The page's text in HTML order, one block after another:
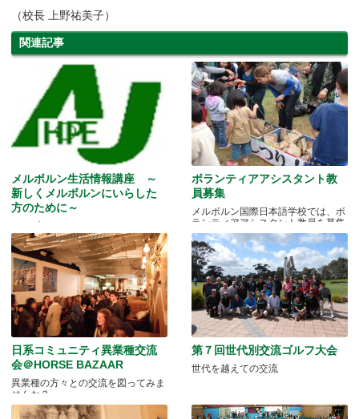
（校長 上野祐美子）
関連記事
メルボルン生活情報講座 ～
新しくメルボルンにいらした
方のために～
ホープコネクション・カルチャース
クール
ボランティアアシスタント教
員募集
メルボルン国際日本語学校では、ボ
ランティアアシスタント教員を募集
日系コミュニティ異業種交流
会＠HORSE BAZAAR
異業種の方々との交流を図ってみま
せんか？
第７回世代別交流ゴルフ大会
世代を越えての交流